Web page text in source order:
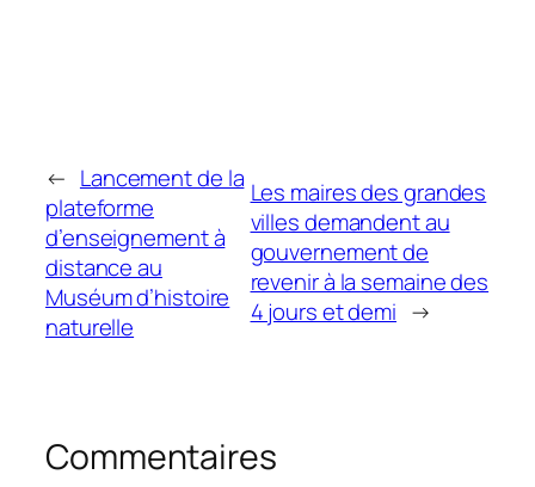
← Lancement de la
plateforme
d’enseignement à
distance au
Muséum d’histoire
naturelle
Les maires des grandes
villes demandent au
gouvernement de
revenir à la semaine des
4 jours et demi →
Commentaires